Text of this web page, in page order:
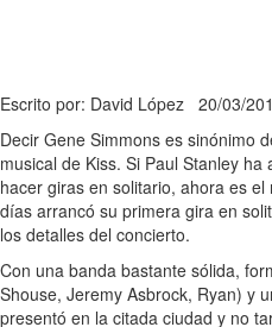
Escrito por: David López 20/03/
Decir Gene Simmons es sinónimo
musical de Kiss. Si Paul Stanley
hacer giras en solitario, ahora es
días arrancó su primera gira en
los detalles del concierto.
Con una banda bastante sólida,
Shouse, Jeremy Asbrock, Ryan) y
presentó en la citada ciudad y no